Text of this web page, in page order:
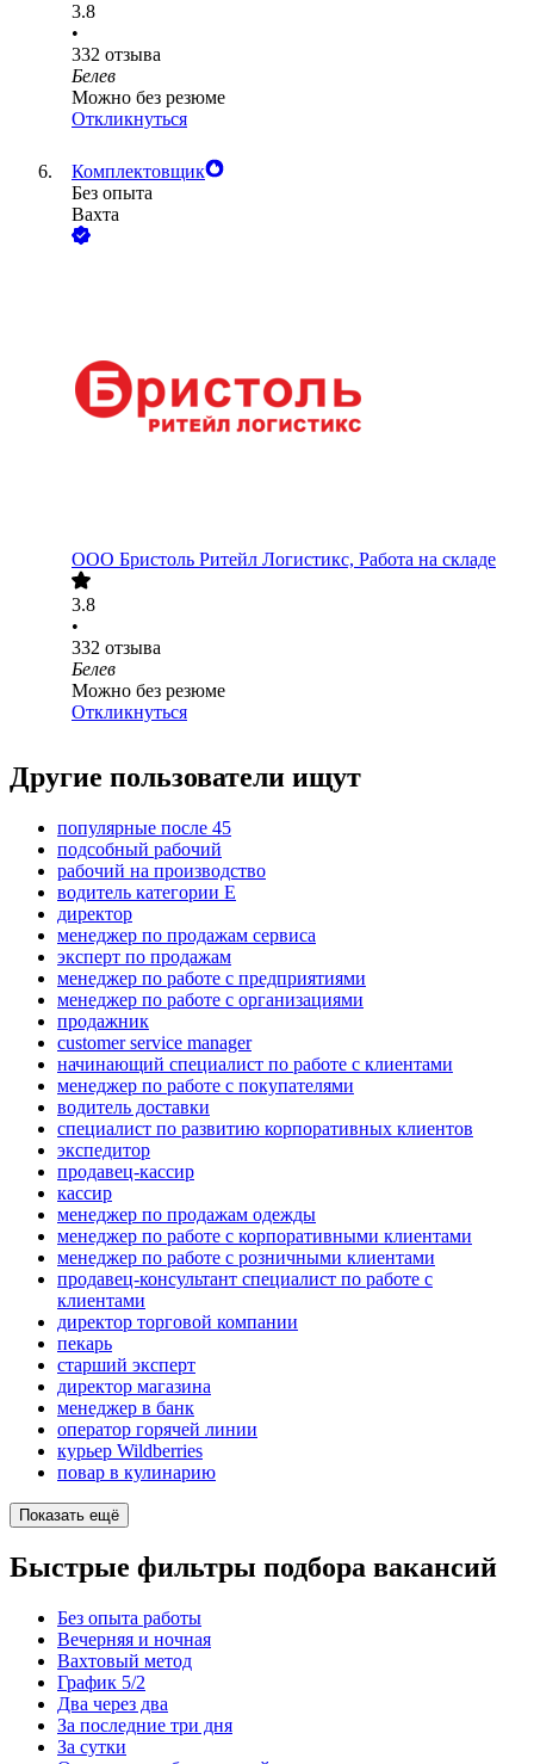
3.8
•
332 отзыва
Белев
Можно без резюме
Откликнуться
Комплектовщик
Без опыта
Вахта
ООО Бристоль Ритейл Логистикс, Работа на складе
3.8
•
332 отзыва
Белев
Можно без резюме
Откликнуться
Другие пользователи ищут
популярные после 45
подсобный рабочий
рабочий на производство
водитель категории E
директор
менеджер по продажам сервиса
эксперт по продажам
менеджер по работе с предприятиями
менеджер по работе с организациями
продажник
customer service manager
начинающий специалист по работе с клиентами
менеджер по работе с покупателями
водитель доставки
специалист по развитию корпоративных клиентов
экспедитор
продавец-кассир
кассир
менеджер по продажам одежды
менеджер по работе с корпоративными клиентами
менеджер по работе с розничными клиентами
продавец-консультант специалист по работе с
клиентами
директор торговой компании
пекарь
старший эксперт
директор магазина
менеджер в банк
оператор горячей линии
курьер Wildberries
повар в кулинарию
Показать ещё
Быстрые фильтры подбора вакансий
Без опыта работы
Вечерняя и ночная
Вахтовый метод
График 5/2
Два через два
За последние три дня
За сутки